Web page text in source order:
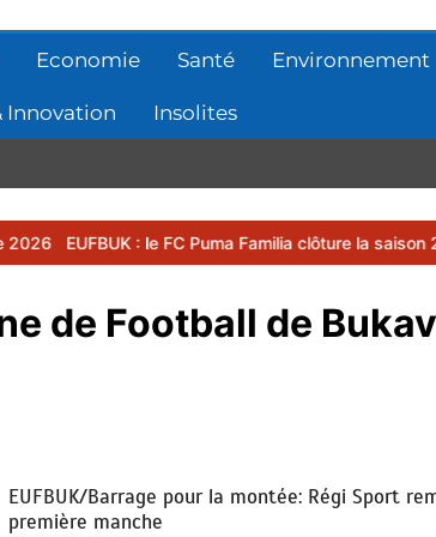
Economie Santé Environnement
Innovation Insolites
: le FC Puma Familia clôture la saison 2025-2026
de Football de
EUFBUK/Barrage pour la montée: Régi Sport
première manche